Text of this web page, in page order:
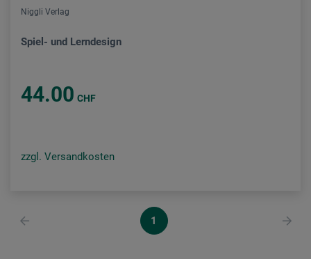
Niggli Verlag
Spiel- und Lerndesign
44.00 CHF
zzgl. Versandkosten
1